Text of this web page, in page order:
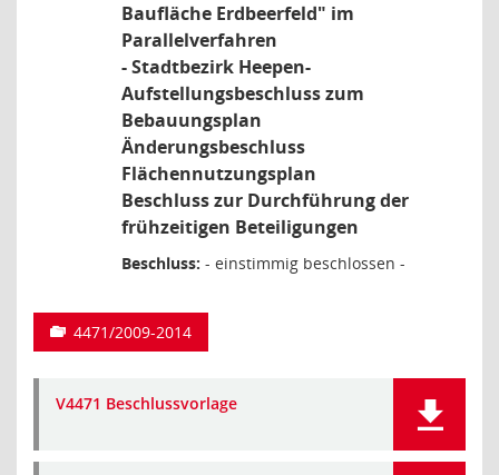
Baufläche Erdbeerfeld" im
Parallelverfahren
- Stadtbezirk Heepen-
Aufstellungsbeschluss zum
Bebauungsplan
Änderungsbeschluss
Flächennutzungsplan
Beschluss zur Durchführung der
frühzeitigen Beteiligungen
Beschluss: - einstimmig beschlossen -
4471/2009-2014
V4471 Beschlussvorlage